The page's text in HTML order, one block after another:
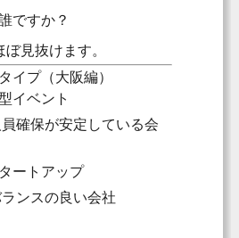
ですか？
見抜けます。
イプ（大阪編）
イベント
確保が安定している会
ートアップ
ンスの良い会社